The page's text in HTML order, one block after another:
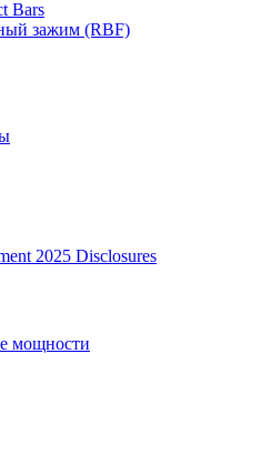
Bars
зажим (RBF)
2025 Disclosures
мощности